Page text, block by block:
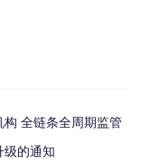
全链条全周期监管
级的通知